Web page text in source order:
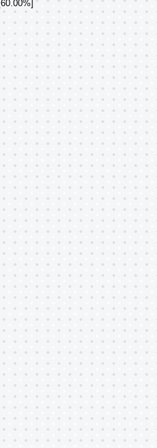
[60.00%]